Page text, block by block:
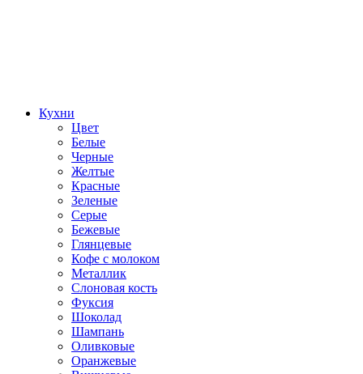
Кухни
Цвет
Белые
Черные
Желтые
Красные
Зеленые
Серые
Бежевые
Глянцевые
Кофе с молоком
Металлик
Слоновая кость
Фуксия
Шоколад
Шампань
Оливковые
Оранжевые